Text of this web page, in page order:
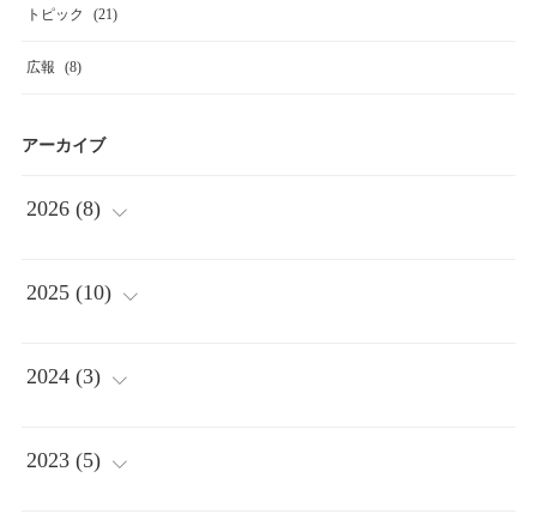
トピック (21)
広報 (8)
アーカイブ
2026 (8)
(2)
2025 (10)
(2)
2024 (3)
(1)
2023 (5)